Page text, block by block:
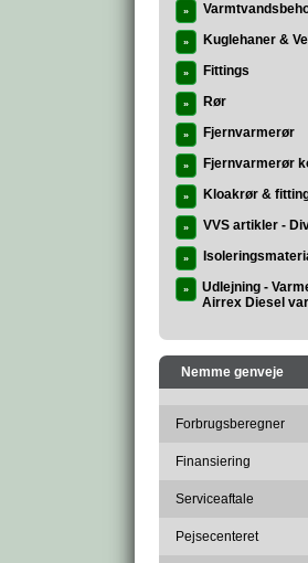
»
» Kuglehaner &
» Fittings
» Rør
» Fjernvarmerør
» Fjernvarmerør
» Kloakrør &
» VVS artikler -
»
»
Udlejning -
Airrex Diesel
Nemme genveje
Forbrugsberegner
Finansiering
Serviceaftale
Pejsecenteret